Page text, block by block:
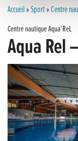
Inauguration nouvelle
Festival des
Meilleurs voeux 2026
« France, une histoire
Les Saisons
Journée nationale de la
Accueil»Sport»Centre
Centre nautique Aqua’ReL
Aqua Rel